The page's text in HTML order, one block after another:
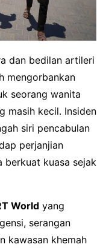
dan bedilan artileri
mengorbankan
seorang wanita
masih kecil. Insiden
siri pencabulan
perjanjian
berkuat kuasa sejak
World yang
serangan
kawasan khemah